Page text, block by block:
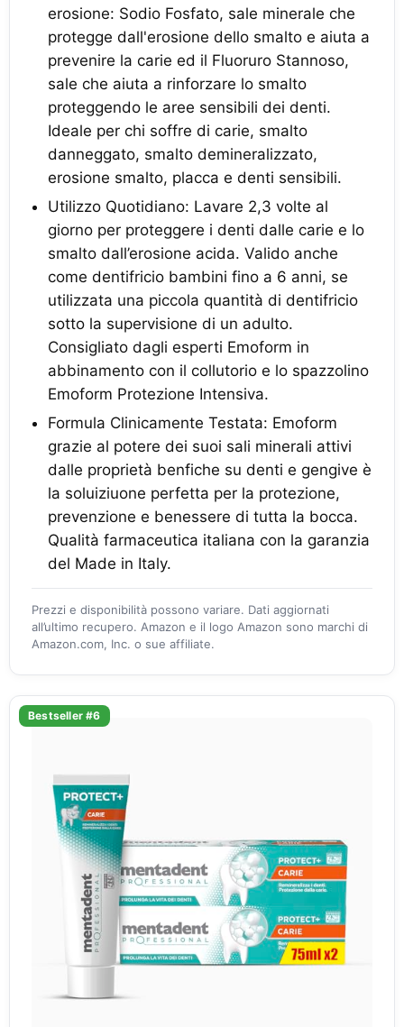
erosione: Sodio Fosfato, sale minerale che
protegge dall'erosione dello smalto e aiuta a
prevenire la carie ed il Fluoruro Stannoso,
sale che aiuta a rinforzare lo smalto
proteggendo le aree sensibili dei denti.
Ideale per chi soffre di carie, smalto
danneggato, smalto demineralizzato,
erosione smalto, placca e denti sensibili.
Utilizzo Quotidiano: Lavare 2,3 volte al
giorno per proteggere i denti dalle carie e lo
smalto dall’erosione acida. Valido anche
come dentifricio bambini fino a 6 anni, se
utilizzata una piccola quantità di dentifricio
sotto la supervisione di un adulto.
Consigliato dagli esperti Emoform in
abbinamento con il collutorio e lo spazzolino
Emoform Protezione Intensiva.
Formula Clinicamente Testata: Emoform
grazie al potere dei suoi sali minerali attivi
dalle proprietà benfiche su denti e gengive è
la soluiziuone perfetta per la protezione,
prevenzione e benessere di tutta la bocca.
Qualità farmaceutica italiana con la garanzia
del Made in Italy.
Prezzi e disponibilità possono variare. Dati aggiornati
all’ultimo recupero. Amazon e il logo Amazon sono marchi di
Amazon.com, Inc. o sue affiliate.
Bestseller #6